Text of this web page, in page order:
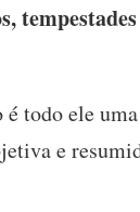
todo ele
e